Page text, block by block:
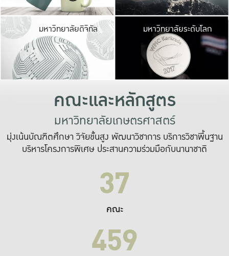
มหาวิทยาลัยดิจิทัล มหาวิ
เปลี่ยนแปลง แล
เพื่อทำง
ระบบสารสนเทศ
มหาวิทยาลัยระดับโลก
คณะและหลักสูตร
มหาวิทยาลัยเกษตรศาสตร์
มุ่งเน้นบัณฑิตศึกษา วิจัยขั้นสูง พัฒนาวิชาการ บริการวิชาพื้นฐาน
บริหารโครงการพิเศษ ประสานความร่วมมือกับนานาชาติ
37
คณะ
459